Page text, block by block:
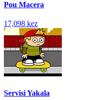
Pou Macera
17,098 kez
Servisi Yakala